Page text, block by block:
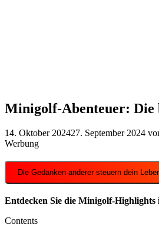
Minigolf-Abenteuer: Die
14. Oktober 202427. September 2024
Werbung
Die Gedanken anderer steuern dein
Entdecken Sie die Minigolf-
Contents